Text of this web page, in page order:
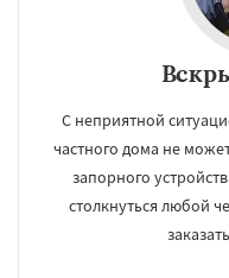
С неприятной
частного дома не
запорного
столкнуться любой